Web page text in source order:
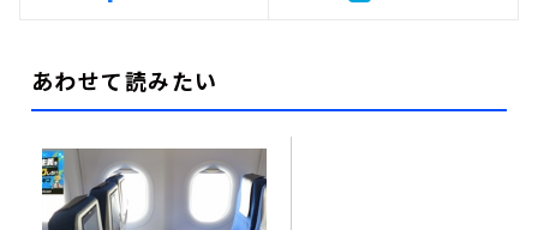
あわせて読みたい